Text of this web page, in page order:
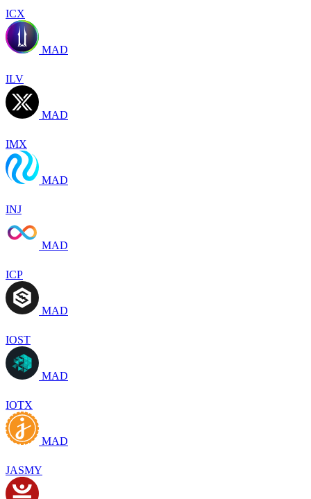
ICX
MAD
ILV
MAD
IMX
MAD
INJ
MAD
ICP
MAD
IOST
MAD
IOTX
MAD
JASMY